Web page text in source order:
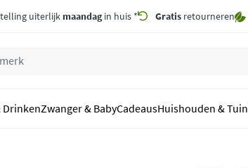
uiterlijk maandagin huis * Gratis retourneren
DrinkenZwanger & BabyCadeausHuishouden & Tuin